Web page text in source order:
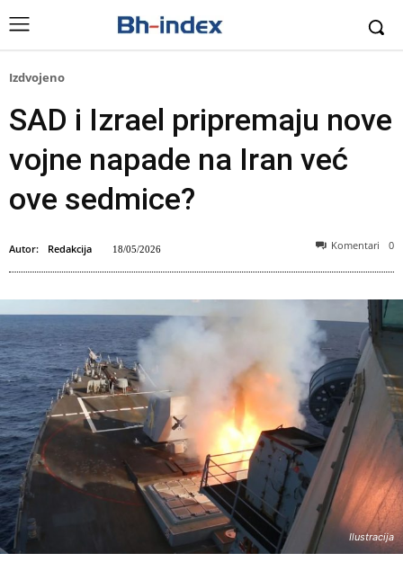
Izdvojeno
SAD i Izrael pripremaju nove
vojne napade na Iran već
ove sedmice?
Autor: Redakcija 18/05/2026 Komentari 0
Ilustracija